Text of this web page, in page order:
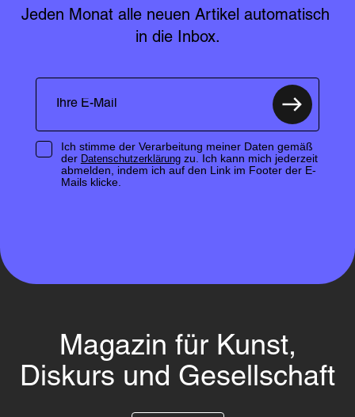
Jeden Monat alle neuen Artikel automatisch
in die Inbox.
Ich stimme der Verarbeitung meiner Daten gemäß
der Datenschutzerklärungzu. Ich kann mich jederzeit
abmelden, indem ich auf den Link im Footer der E-
Mails klicke.
Magazin für Kunst,
Diskurs und Gesellschaft